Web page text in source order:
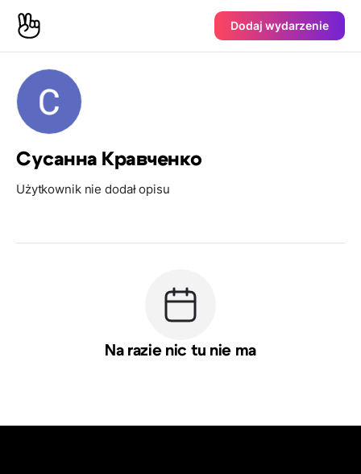
Dodaj wydarzenie
Сусанна Кравченко
Użytkownik nie dodał opisu
Na razie nic tu nie ma